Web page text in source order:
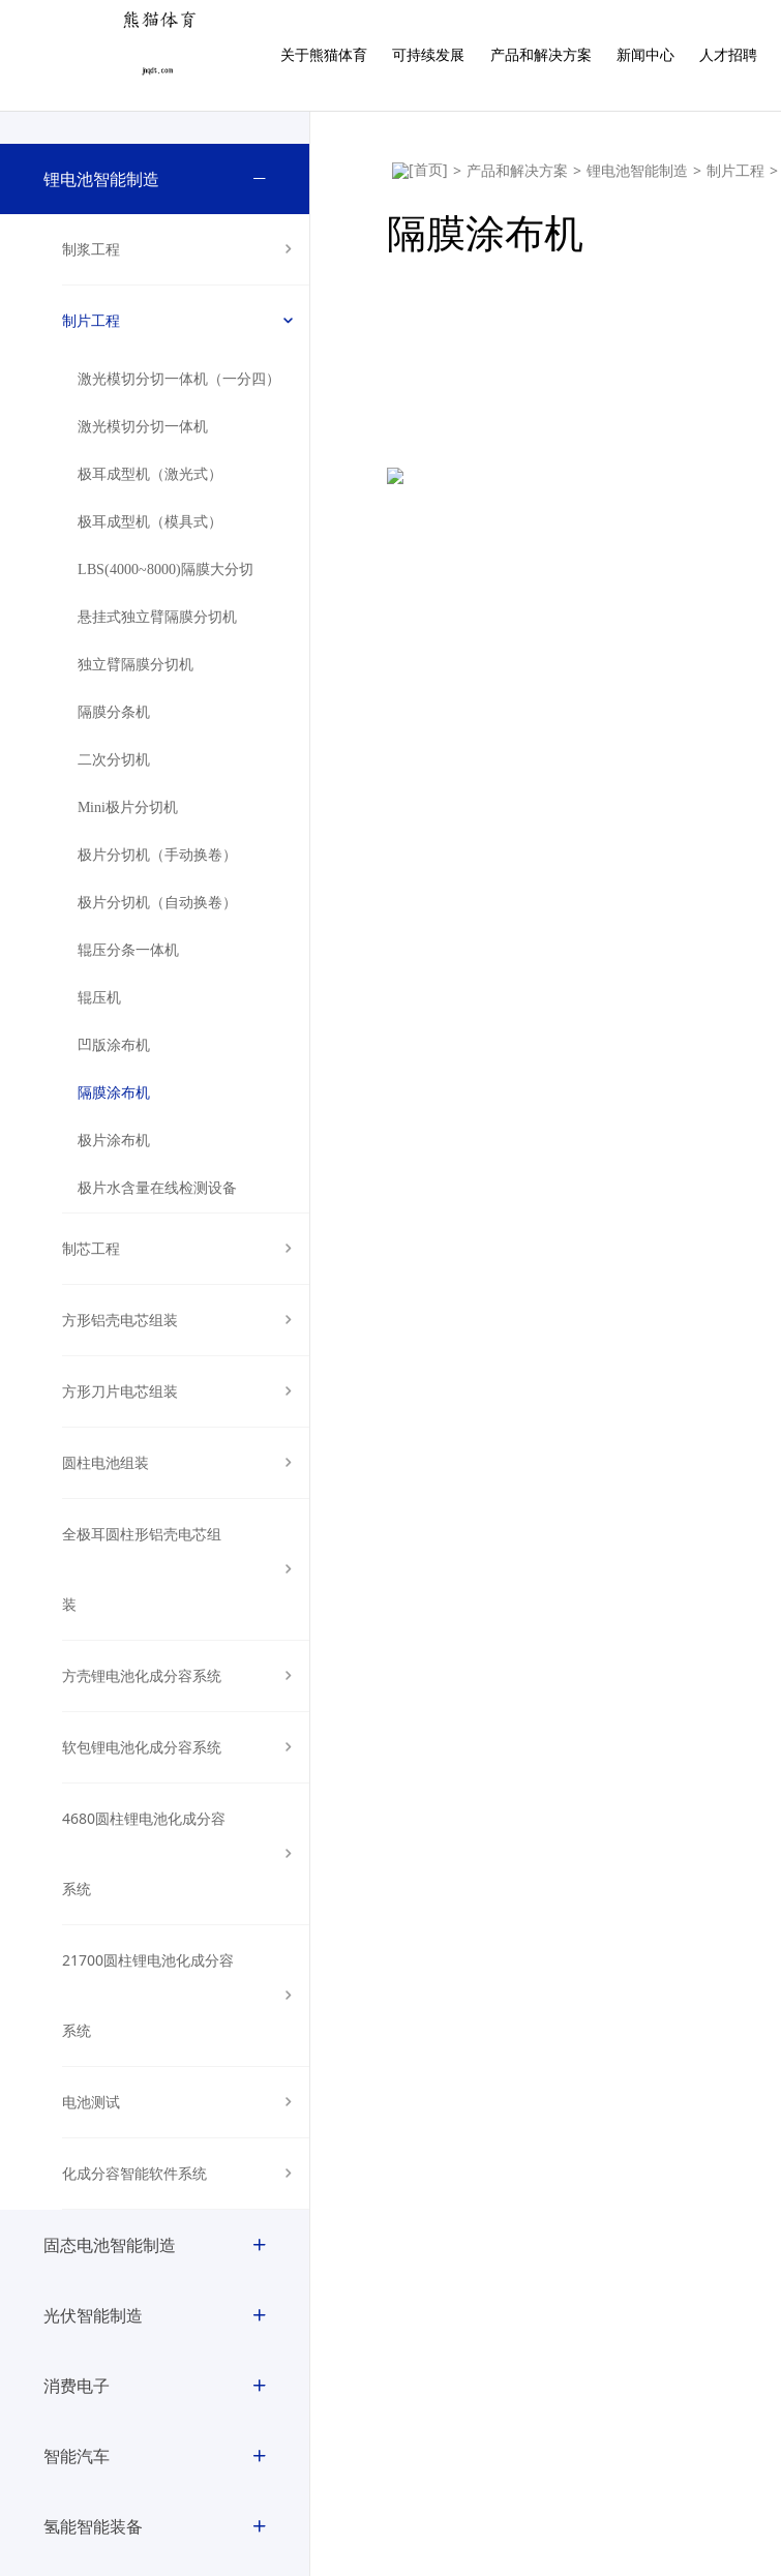
关于熊猫体育 可持续发展 产品和解决方案 新闻中心 人才招聘
锂电池智能制造
制浆工程
制片工程
激光模切分切一体机（一分四）
激光模切分切一体机
极耳成型机（激光式）
极耳成型机（模具式）
LBS(4000~8000)隔膜大分切
悬挂式独立臂隔膜分切机
独立臂隔膜分切机
隔膜分条机
二次分切机
Mini极片分切机
极片分切机（手动换卷）
极片分切机（自动换卷）
辊压分条一体机
辊压机
凹版涂布机
隔膜涂布机
极片涂布机
极片水含量在线检测设备
制芯工程
方形铝壳电芯组装
方形刀片电芯组装
圆柱电池组装
全极耳圆柱形铝壳电芯组
装
方壳锂电池化成分容系统
软包锂电池化成分容系统
4680圆柱锂电池化成分容
系统
21700圆柱锂电池化成分容
系统
电池测试
化成分容智能软件系统
固态电池智能制造
光伏智能制造
消费电子
智能汽车
氢能智能装备
> 产品和解决方案 > 锂电池智能制造 > 制片工程 >
隔膜涂布机